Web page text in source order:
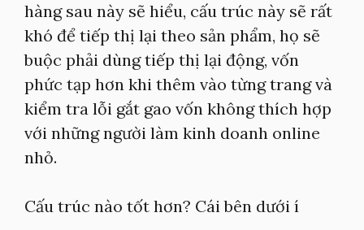
hàng sau này sẽ hiểu, cấu trúc này sẽ rất
khó để tiếp thị lại theo sản phẩm, họ sẽ
buộc phải dùng tiếp thị lại động, vốn
phức tạp hơn khi thêm vào từng trang và
kiểm tra lỗi gắt gao vốn không thích hợp
với những người làm kinh doanh online
nhỏ.
Cấu trúc nào tốt hơn? Cái bên dưới í